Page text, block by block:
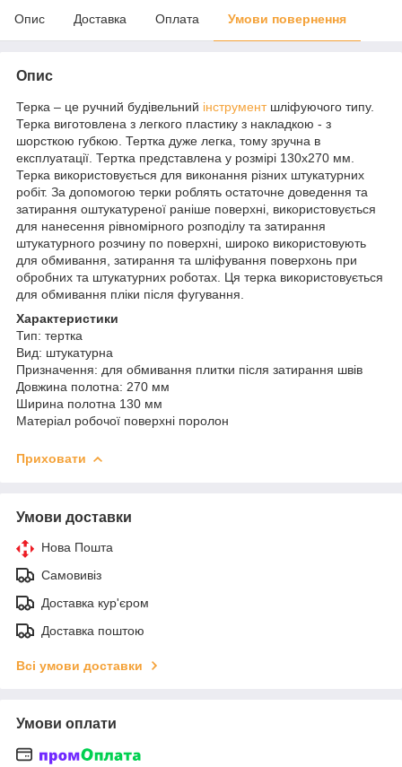
Опис Доставка Оплата Умови повернення
Опис
Терка – це ручний будівельний інструментшліфуючого типу.
Терка виготовлена з легкого пластику з накладкою - з
шорсткою губкою. Тертка дуже легка, тому зручна в
експлуатації. Тертка представлена у розмірі 130х270 мм.
Терка використовується для виконання різних штукатурних
робіт. За допомогою терки роблять остаточне доведення та
затирання оштукатуреної раніше поверхні, використовується
для нанесення рівномірного розподілу та затирання
штукатурного розчину по поверхні, широко використовують
для обмивання, затирання та шліфування поверхонь при
обробних та штукатурних роботах. Ця терка використовується
для обмивання пліки після фугування.
Характеристики
Тип: тертка
Вид: штукатурна
Призначення: для обмивання плитки після затирання швів
Довжина полотна: 270 мм
Ширина полотна 130 мм
Матеріал робочої поверхні поролон
Приховати
Умови доставки
Нова Пошта
Самовивіз
Доставка кур'єром
Доставка поштою
Всі умови доставки
Умови оплати